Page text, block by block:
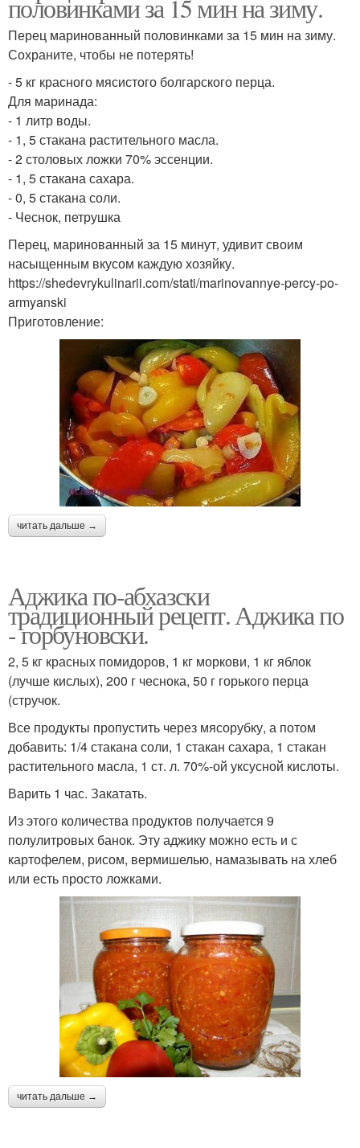
половинками за 15 мин на зиму.
Перец маринованный половинками за 15 мин на зиму.
Сохраните, чтобы не потерять!
- 5 кг красного мясистого болгарского перца.
Для маринада:
- 1 литр воды.
- 1, 5 стакана растительного масла.
- 2 столовых ложки 70% эссенции.
- 1, 5 стакана сахара.
- 0, 5 стакана соли.
- Чеснок, петрушка
Перец, маринованный за 15 минут, удивит своим
насыщенным вкусом каждую хозяйку.
https://shedevrykulinarii.com/stati/marinovannye-percy-po-
armyanski
Приготовление:
читать дальше →
Аджика по-абхазски
традиционный рецепт. Аджика по
- горбуновски.
2, 5 кг красных помидоров, 1 кг моркови, 1 кг яблок
(лучше кислых), 200 г чеснока, 50 г горького перца
(стручок.
Все продукты пропустить через мясорубку, а потом
добавить: 1/4 стакана соли, 1 стакан сахара, 1 стакан
растительного масла, 1 ст. л. 70%-ой уксусной кислоты.
Варить 1 час. Закатать.
Из этого количества продуктов получается 9
полулитровых банок. Эту аджику можно есть и с
картофелем, рисом, вермишелью, намазывать на хлеб
или есть просто ложками.
читать дальше →